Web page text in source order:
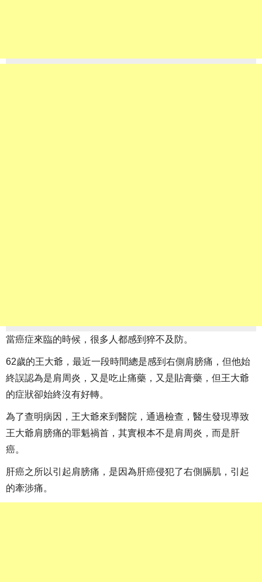
當癌症來臨的時候，很多人都感到猝不及防。
62歲的王大爺，最近一段時間總是感到右側肩膀痛，但他始
終誤認為是肩周炎，又是吃止痛藥，又是貼膏藥，但王大爺
的症狀卻始終沒有好轉。
為了查明病因，王大爺來到醫院，通過檢查，醫生發現導致
王大爺肩膀痛的罪魁禍首，其實根本不是肩周炎，而是肝
癌。
肝癌之所以引起肩膀痛，是因為肝癌侵犯了右側膈肌，引起
的牽涉痛。